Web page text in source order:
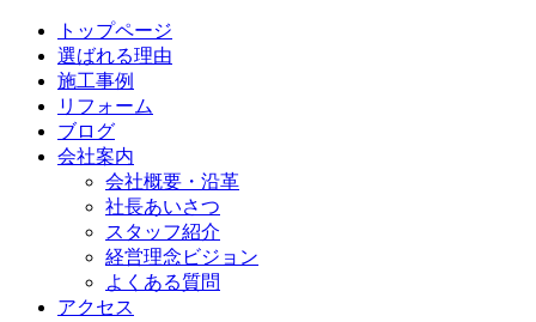
トップページ
選ばれる理由
施工事例
リフォーム
ブログ
会社案内
会社概要・沿革
社長あいさつ
スタッフ紹介
経営理念ビジョン
よくある質問
アクセス